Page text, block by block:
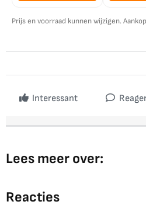
Prijs en voorraad kunnen wijzigen.
Interessant
Lees meer over:
Reacties